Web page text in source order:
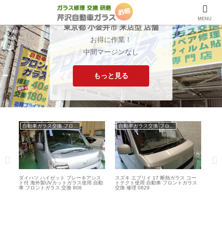
東京都 小金井市 来店型 店舗
お得に作業！
中間マージンなし
もっと見る
自動車ガラス交換 フロントガラス交換
イゼット ブレーキアシス
UVカットガラス使用 自動
ガラス 交換 808
自動車ガラス交換 フロントガラス交換
スズキ エブリイ 17 断熱ガラス コー
トテクト使用 自動車 フロントガラス
交換 修理 0829
スズキ アルト HA25 海
用 自動車 フロントガ
MENU